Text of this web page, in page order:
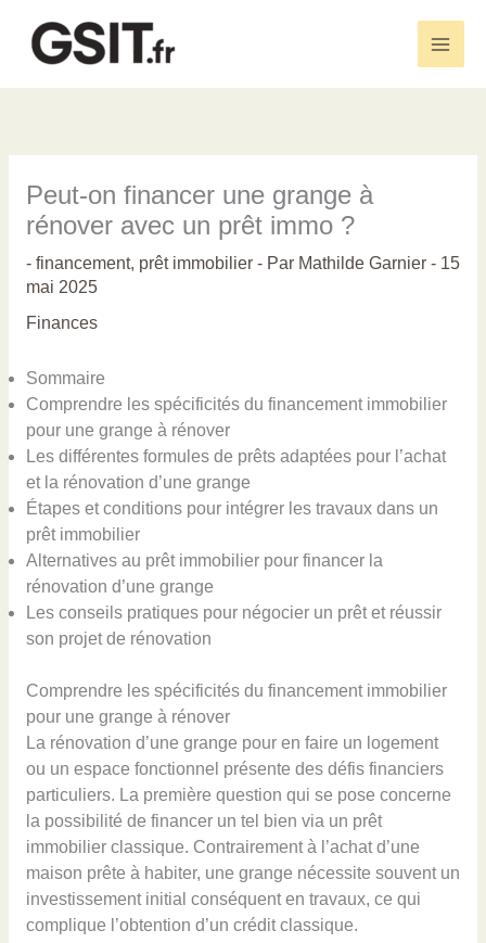
contenu
Main
Peut-on financer une grange à
rénover avec un prêt immo ?
- financement, prêt immobilier- Par Mathilde Garnier - 15
mai 2025
Finances
Sommaire
Comprendre les spécificités du financement immobilier
pour une grange à rénover
Les différentes formules de prêts adaptées pour l’achat
et la rénovation d’une grange
Étapes et conditions pour intégrer les travaux dans un
prêt immobilier
Alternatives au prêt immobilier pour financer la
rénovation d’une grange
Les conseils pratiques pour négocier un prêt et réussir
son projet de rénovation
Comprendre les spécificités du financement immobilier
pour une grange à rénover
La rénovation d’une grange pour en faire un logement
ou un espace fonctionnel présente des défis financiers
particuliers. La première question qui se pose concerne
la possibilité de financer un tel bien via un prêt
immobilier classique. Contrairement à l’achat d’une
maison prête à habiter, une grange nécessite souvent un
investissement initial conséquent en travaux, ce qui
complique l’obtention d’un crédit classique.